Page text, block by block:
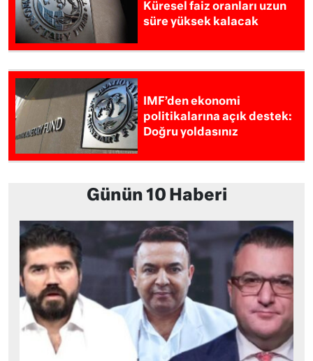
Küresel faiz oranları uzun
süre yüksek kalacak
IMF’den ekonomi
politikalarına açık destek:
Doğru yoldasınız
Günün 10 Haberi